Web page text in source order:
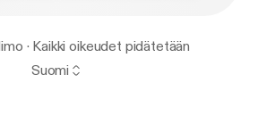
· Kaikki oikeudet pidätetään
Suomi